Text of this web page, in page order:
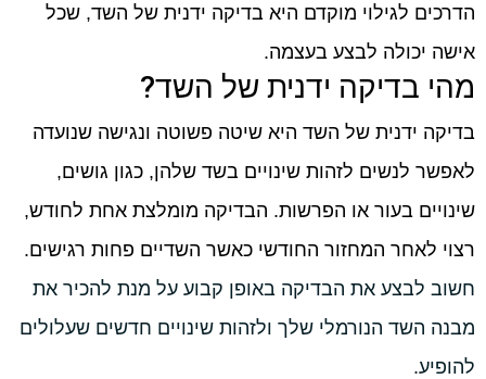
הדרכים לגילוי מוקדם היא בדיקה ידנית של השד, שכל
אישה יכולה לבצע בעצמה.
מהי בדיקה ידנית של השד?
בדיקה ידנית של השד היא שיטה פשוטה ונגישה שנועדה
לאפשר לנשים לזהות שינויים בשד שלהן, כגון גושים,
שינויים בעור או הפרשות. הבדיקה מומלצת אחת לחודש,
רצוי לאחר המחזור החודשי כאשר השדיים פחות רגישים.
חשוב לבצע את הבדיקה באופן קבוע על מנת להכיר את
מבנה השד הנורמלי שלך ולזהות שינויים חדשים שעלולים
להופיע.